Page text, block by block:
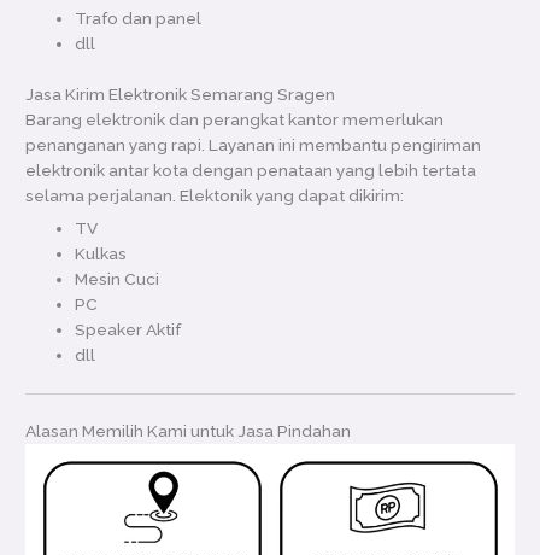
Trafo dan panel
dll
Jasa Kirim Elektronik Semarang Sragen
Barang elektronik dan perangkat kantor memerlukan
penanganan yang rapi. Layanan ini membantu pengiriman
elektronik antar kota dengan penataan yang lebih tertata
selama perjalanan. Elektonik yang dapat dikirim:
TV
Kulkas
Mesin Cuci
PC
Speaker Aktif
dll
Alasan Memilih Kami untuk Jasa Pindahan